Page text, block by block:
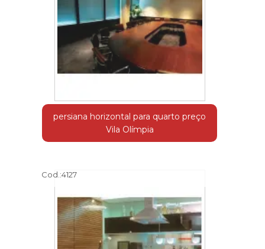
persiana horizontal para quarto preço
Vila Olímpia
Cod.:4127